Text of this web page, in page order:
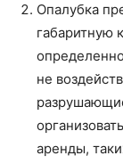
Опалубка
габаритную
не
аренды,